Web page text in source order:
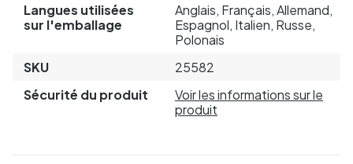
Langues utilisées
sur l'emballage
Anglais, Français, Allemand,
Espagnol, Italien, Russe,
Polonais
SKU
25582
Sécurité du produit
Voir les informations sur le
produit